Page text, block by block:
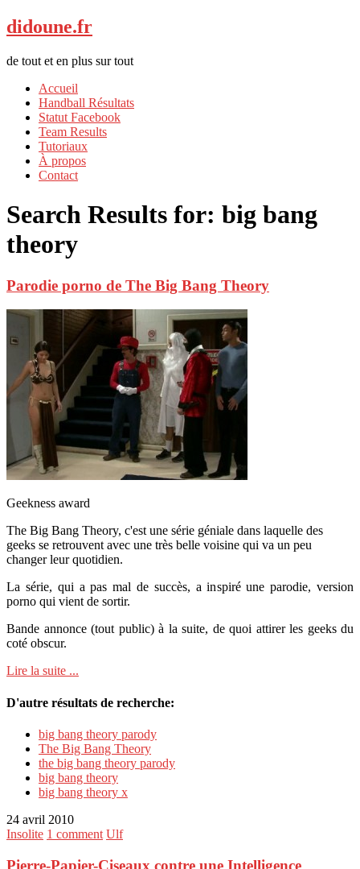
didoune.fr
de tout et en plus sur tout
Accueil
Handball Résultats
Statut Facebook
Team Results
Tutoriaux
À propos
Contact
Search Results for: big bang
theory
Parodie porno de The Big Bang Theory
Geekness award
The Big Bang Theory, c'est une série géniale dans laquelle des
geeks se retrouvent avec une très belle voisine qui va un peu
changer leur quotidien.
La série, qui a pas mal de succès, a inspiré une parodie, version
porno qui vient de sortir.
Bande annonce (tout public) à la suite, de quoi attirer les geeks du
coté obscur.
Lire la suite ...
D'autre résultats de recherche:
big bang theory parody
The Big Bang Theory
the big bang theory parody
big bang theory
big bang theory x
24 avril 2010
Insolite 1 comment Ulf
Pierre-Papier-Ciseaux contre une Intelligence